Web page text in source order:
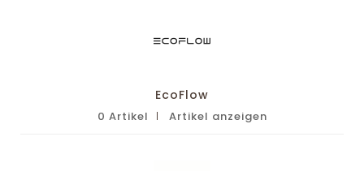
EcoFlow
0 Artikel Artikel anzeigen